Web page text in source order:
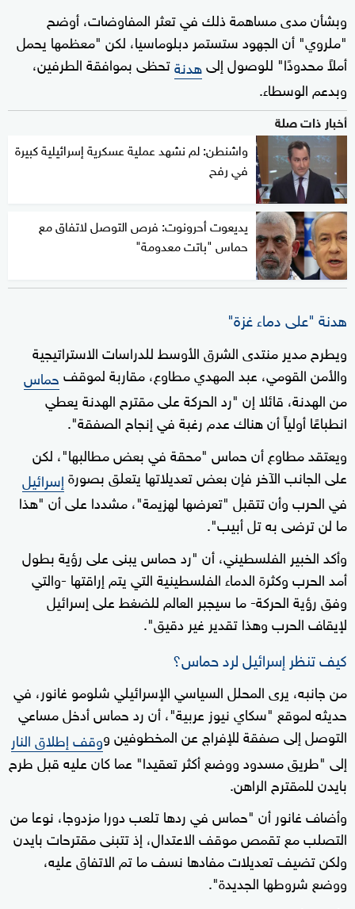
وبشأن مدى مساهمة ذلك في تعثر المفاوضات، أوضح
"ملروي" أن الجهود ستستمر دبلوماسيا، لكن "معظمها يحمل
أملاً محدودًا" للوصول إلىهدنةتحظى بموافقة الطرفين،
وبدعم الوسطاء.
أخبار ذات صلة
واشنطن: لم نشهد عملية عسكرية إسرائيلية كبيرة
في رفح
يديعوت أحرونوت: فرص التوصل لاتفاق مع
حماس "باتت معدومة"
هدنة "على دماء غزة"
ويطرح مدير منتدى الشرق الأوسط للدراسات الاستراتيجية
والأمن القومي، عبد المهدي مطاوع، مقاربة لموقفحماس
من الهدنة، قائلا إن "رد الحركة على مقترح الهدنة يعطي
انطباعًا أولياً أن هناك عدم رغبة في إنجاح الصفقة".
ويعتقد مطاوع أن حماس "محقة في بعض مطالبها"، لكن
على الجانب الآخر فإن بعض تعديلاتها يتعلق بصورةإسرائيل
في الحرب وأن تتقبل "تعرضها لهزيمة"، مشددا على أن "هذا
ما لن ترضى به تل أبيب".
وأكد الخبير الفلسطيني، أن "رد حماس يبنى على رؤية بطول
أمد الحرب وكثرة الدماء الفلسطينية التي يتم إراقتها -والتي
وفق رؤية الحركة- ما سيجبر العالم للضغط على إسرائيل
لإيقاف الحرب وهذا تقدير غير دقيق".
كيف تنظر إسرائيل لرد حماس؟
من جانبه، يرى المحلل السياسي الإسرائيلي شلومو غانور، في
حديثه لموقع "سكاي نيوز عربية"، أن رد حماس أدخل مساعي
التوصل إلى صفقة للإفراج عن المخطوفين ووقف إطلاق النار
إلى "طريق مسدود ووضع أكثر تعقيدا" عما كان عليه قبل طرح
بايدن للمقترح الراهن.
وأضاف غانور أن "حماس في ردها تلعب دورا مزدوجا، نوعا من
التصلب مع تقمص موقف الاعتدال، إذ تتبنى مقترحات بايدن
ولكن تضيف تعديلات مفادها نسف ما تم الاتفاق عليه،
ووضع شروطها الجديدة".